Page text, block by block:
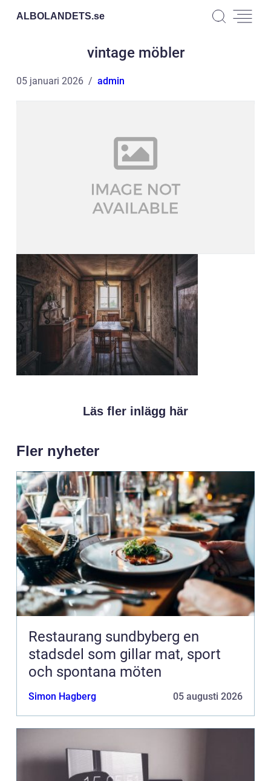
ALBOLANDETS.se
vintage möbler
05 januari 2026 admin
Läs fler inlägg här
Fler nyheter
Restaurang sundbyberg en
stadsdel som gillar mat, sport
och spontana möten
Simon Hagberg 05 augusti 2026